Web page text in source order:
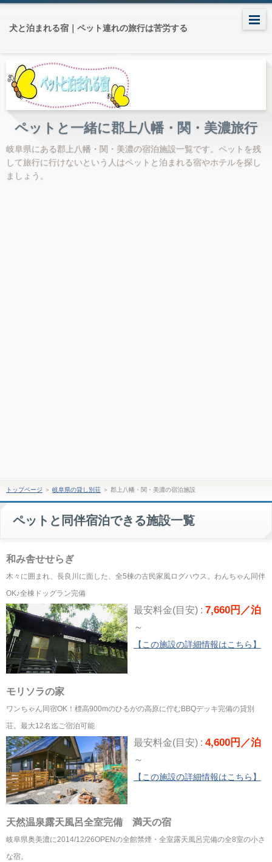
犬と泊まれる宿｜ペット連れの旅行は苦労する
ペットと一緒に郡上八幡・関・美濃旅行
岐阜県にある郡上八幡・関・美濃の宿泊施設一覧です。ペットを残
して旅行に行けないという人はペットと泊まれる宿やホテルを探し
ましょう。
トップページ ＞ 岐阜県の貸し別荘＞ 郡上八幡・関・美濃の宿泊施設
ペットと同伴宿泊できる施設一覧
和み舎せせらぎ
木々に囲まれ、長良川に面した、全5棟の古民家風ログハウス。わんちゃん同伴
OK♪全棟ドッグラン完備
最安料金(目安) : 7,660円／泊
～
【この施設の詳細情報はこちら】
モリソラの家
ワンちゃん同宿OK！標高900mのひるがの高原に佇むBBQデッキ完備の貸別
荘。最大12名迄ご宿泊可能
最安料金(目安) : 4,600円／泊
～
【この施設の詳細情報はこちら】
天然温泉露天風呂全室完備 満天の宿
岐阜県奥美濃に2014/12/26OPENの全館禁煙・全室露天風呂完備の全8室の小さ
な宿。